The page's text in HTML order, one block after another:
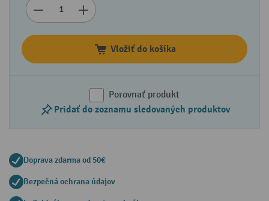
Vložiť do košíka
Porovnať produkt
Pridať do zoznamu sledovaných produktov
Doprava zdarma od 50€
Bezpečná ochrana údajov